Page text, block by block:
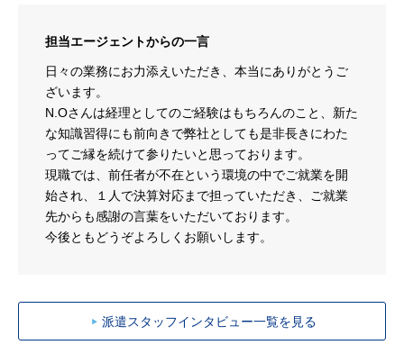
担当エージェントからの一言
日々の業務にお力添えいただき、本当にありがとうご
ざいます。
N.Oさんは経理としてのご経験はもちろんのこと、新た
な知識習得にも前向きで弊社としても是非長きにわた
ってご縁を続けて参りたいと思っております。
現職では、前任者が不在という環境の中でご就業を開
始され、１人で決算対応まで担っていただき、ご就業
先からも感謝の言葉をいただいております。
今後ともどうぞよろしくお願いします。
派遣スタッフインタビュー一覧を見る